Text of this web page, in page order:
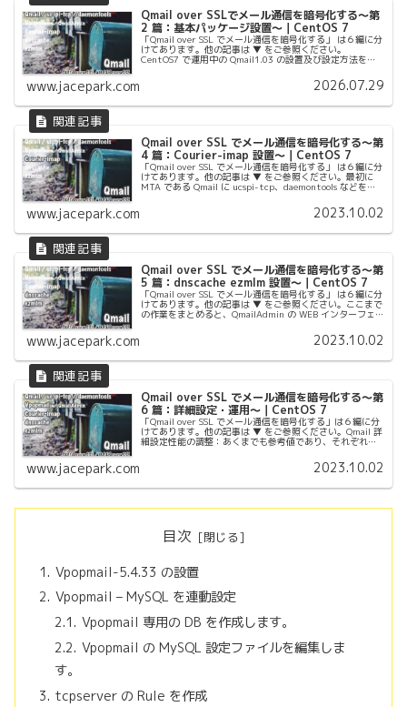
Qmail over SSLでメール通信を暗号化する〜第
2 篇：基本パッケージ設置〜｜CentOS 7
「Qmail over SSL でメール通信を暗号化する」 は６編に分
けてあります。他の記事は ▼ をご参照ください。
CentOS7 で運用中の Qmail1.03 の設置及び設定方法をメ
www.jacepark.com 2026.07.29
Qmail over SSL でメール通信を暗号化する〜第
4 篇：Courier-imap 設置〜｜CentOS 7
「Qmail over SSL でメール通信を暗号化する」 は６編に分
けてあります。他の記事は ▼ をご参照ください。最初に
MTA である Qmail に ucspi-tcp、daemontools などを設
www.jacepark.com 2023.10.02
Qmail over SSL でメール通信を暗号化する〜第
5 篇：dnscache ezmlm 設置〜｜CentOS 7
「Qmail over SSL でメール通信を暗号化する」 は６編に分
けてあります。他の記事は ▼ をご参照ください。ここまで
の作業をまとめると、QmailAdmin の WEB インターフェ
www.jacepark.com 2023.10.02
Qmail over SSL でメール通信を暗号化する〜第
6 篇：詳細設定・運用〜｜CentOS 7
「Qmail over SSL でメール通信を暗号化する」は６編に分
けてあります。他の記事は ▼ をご参照ください。Qmail 詳
細設定性能の調整：あくまでも参考値であり、それぞれを
www.jacepark.com 2023.10.02
目次
Vpopmail-5.4.33 の設置
Vpopmail – MySQL を連動設定
Vpopmail 専用の DB を作成します。
Vpopmail の MySQL 設定ファイルを編集しま
す。
tcpserver の Rule を作成